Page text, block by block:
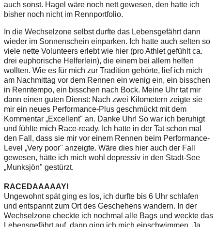
auch sonst. Hagel wäre noch nett gewesen, den hatte ich
bisher noch nicht im Rennportfolio.
In die Wechselzone selbst durfte das Lebensgefährt dann
wieder im Sonnenschein einparken. Ich hatte auch selten so
viele nette Volunteers erlebt wie hier (pro Athlet gefühlt ca.
drei euphorische Helferlein), die einem bei allem helfen
wollten. Wie es für mich zur Tradition gehörte, lief ich mich
am Nachmittag vor dem Rennen ein wenig ein, ein bisschen
in Renntempo, ein bisschen nach Bock. Meine Uhr tat mir
dann einen guten Dienst: Nach zwei Kilometern zeigte sie
mir ein neues Performance-Plus geschmückt mit dem
Kommentar „Excellent" an. Danke Uhr! So war ich beruhigt
und fühlte mich Race-ready. Ich hatte in der Tat schon mal
den Fall, dass sie mir vor einem Rennen beim Performance-
Level „Very poor" anzeigte. Wäre dies hier auch der Fall
gewesen, hätte ich mich wohl depressiv in den Stadt-See
„Munksjön" gestürzt.
RACEDAAAAAY!
Ungewohnt spät ging es los, ich durfte bis 6 Uhr schlafen
und entspannt zum Ort des Geschehens wandern. In der
Wechselzone checkte ich nochmal alle Bags und weckte das